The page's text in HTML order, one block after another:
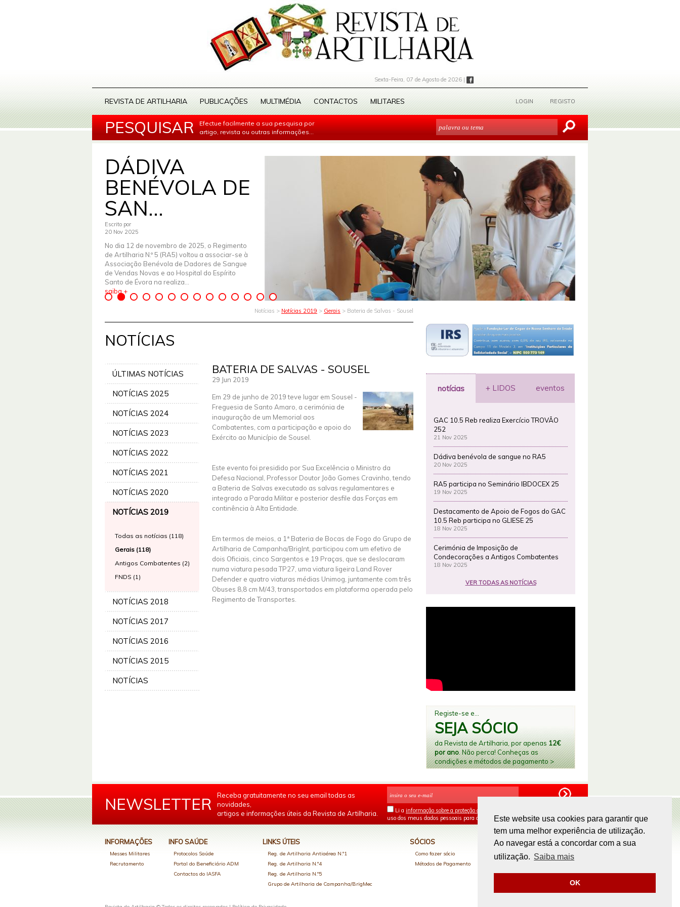
Este website usa cookies para garantir que
tem uma melhor experiência de utilização.
Ao navegar está a concordar com a sua
utilização. Saiba mais
OK
Sexta-Feira, 07 de Agosto de 2026 |
REVISTA DE ARTILHARIA PUBLICAÇÕES MULTIMÉDIA CONTACTOS MILITARES LOGIN REGISTO
PESQUISAR
Efectue facilmente a sua pesquisa por
artigo, revista ou outras informações...
DÁDIVA
BENÉVOLA DE
SAN...
Escrito por
20 Nov 2025
No dia 12 de novembro de 2025, o Regimento
de Artilharia N.º 5 (RA5) voltou a associar-se à
Associação Benévola de Dadores de Sangue
de Vendas Novas e ao Hospital do Espírito
Santo de Évora na realiza...
saiba +
Notícias > Notícias 2019 > Gerais > Bateria de Salvas - Sousel
NOTÍCIAS
ÚLTIMAS NOTÍCIAS
NOTÍCIAS 2025
NOTÍCIAS 2024
NOTÍCIAS 2023
NOTÍCIAS 2022
NOTÍCIAS 2021
NOTÍCIAS 2020
NOTÍCIAS 2019
Todas as notícias (118)
Gerais (118)
Antigos Combatentes (2)
FNDS (1)
NOTÍCIAS 2018
NOTÍCIAS 2017
NOTÍCIAS 2016
NOTÍCIAS 2015
NOTÍCIAS
BATERIA DE SALVAS - SOUSEL
29 Jun 2019
Em 29 de junho de 2019 teve lugar em Sousel -
Freguesia de Santo Amaro, a cerimónia de
inauguração de um Memorial aos
Combatentes, com a participação e apoio do
Exército ao Município de Sousel.
Este evento foi presidido por Sua Excelência o Ministro da
Defesa Nacional, Professor Doutor João Gomes Cravinho, tendo
a Bateria de Salvas executado as salvas regulamentares e
integrado a Parada Militar e posterior desfile das Forças em
continência à Alta Entidade.
Em termos de meios, a 1ª Bateria de Bocas de Fogo do Grupo de
Artilharia de Campanha/BrigInt, participou com um efetivo de
dois Oficiais, cinco Sargentos e 19 Praças, que se deslocaram
numa viatura pesada TP27, uma viatura ligeira Land Rover
Defender e quatro viaturas médias Unimog, juntamente com três
Obuses 8,8 cm M/43, transportados em plataforma operada pelo
Regimento de Transportes.
notícias + LIDOS eventos
GAC 10.5 Reb realiza Exercício TROVÃO
252
21 Nov 2025
Dádiva benévola de sangue no RA5
20 Nov 2025
RA5 participa no Seminário IBDOCEX 25
19 Nov 2025
Destacamento de Apoio de Fogos do GAC
10.5 Reb participa no GLIESE 25
18 Nov 2025
Cerimónia de Imposição de
Condecorações a Antigos Combatentes
18 Nov 2025
VER TODAS AS NOTÍCIAS
Registe-se e...
SEJA SÓCIO
da Revista de Artilharia, por apenas 12€
por ano. Não perca! Conheças as
condições e métodos de pagamento >
NEWSLETTER
Receba gratuitamente no seu email todas as
novidades,
artigos e informações úteis da Revista de Artilharia.
Li a informação sobre a proteção de dados
uso dos meus dados pessoais para os fins mencionados.
INFORMAÇÕES
Messes Militares
Recrutamento
INFO SAÚDE
Protocolos Saúde
Portal do Beneficiário ADM
Contactos do IASFA
LINKS ÚTEIS
Reg. de Artilharia Antiaérea N.º1
Reg. de Artilharia N.º4
Reg. de Artilharia N.º5
Grupo de Artilharia de Campanha/BrigMec
SÓCIOS
Como fazer sócio
Métodos de Pagamento
PAGAMENTOS ONLINE